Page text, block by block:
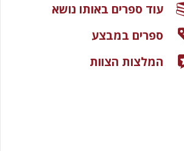
עוד ספרים באותו נושא
ספרים במבצע
המלצות הצוות